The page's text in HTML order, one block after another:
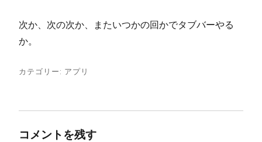
次か、次の次か、またいつかの回かでタブバーやる
か。
カテゴリー: アプリ
コメントを残す